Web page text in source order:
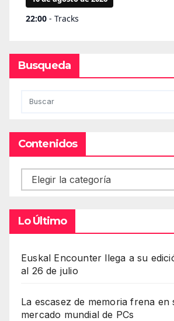
Busqueda
Contenidos
Contenidos
Lo Último
Euskal Encounter llega a su
al 26 de julio
La escasez de memoria frena en
mercado mundial de PCs